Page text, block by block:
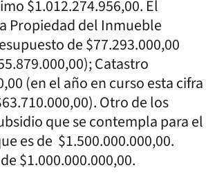
$1.012.274.956,00. El
Propiedad del Inmueble
de $77.293.000,00
Catastro
(en el año en curso esta cifra
Otro de los
que se contempla para el
es de $1.500.000.000,00.
$1.000.000.000,00.